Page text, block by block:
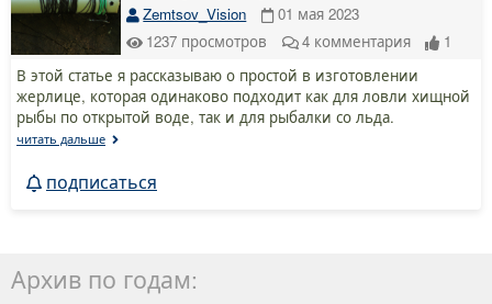
Zemtsov_Vision
01 мая 2023
1237 просмотров 4 комментария
1
В этой статье я рассказываю о простой в изготовлении
жерлице, которая одинаково подходит как для ловли хищной
рыбы по открытой воде, так и для рыбалки со льда.
читать дальше
подписаться
Архив по годам: